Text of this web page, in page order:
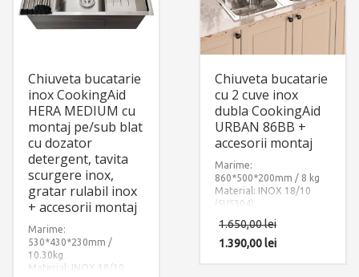
Chiuveta bucatarie
inox CookingAid
HERA MEDIUM cu
montaj pe/sub blat
cu dozator
detergent, tavita
scurgere inox,
gratar rulabil inox
+ accesorii montaj
Marime:
530*430*230mm /
10.30kg
Material: INOX 18/10
Chiuveta bucatarie
cu 2 cuve inox
dubla CookingAid
URBAN 86BB +
accesorii montaj
Marime:
860*500*200mm / 8 kg
Material: INOX 18/10
(SUS304)
Componente:
CookingAid Urban 86BB
cu 2 cuve, reversibila
1.650,00lei
1.390,00lei